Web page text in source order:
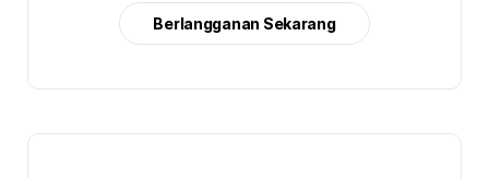
Berlangganan Sekarang